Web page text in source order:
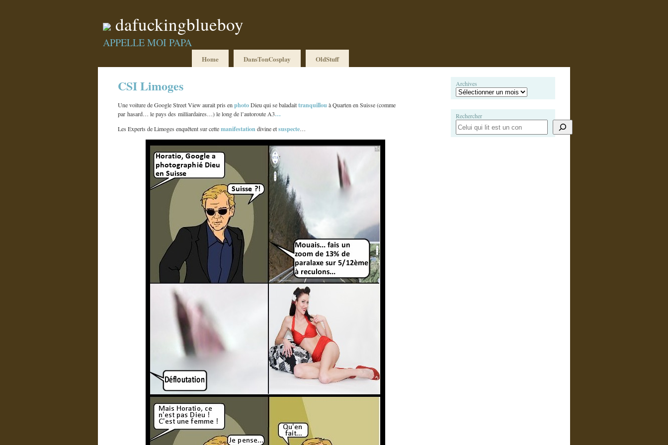
dafuckingblueboy
APPELLE MOI PAPA
Home DansTonCosplay OldStuff
CSI Limoges
Une voiture de Google Street View aurait pris enphotoDieu qui se baladaittranquillouà Quarten en Suisse (comme
par hasard… le pays des milliardaires…) le long de l’autoroute A3…
Les Experts de Limoges enquêtent sur cettemanifestationdivine etsuspecte…
Archives
Rechercher